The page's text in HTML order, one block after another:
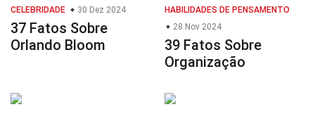
CELEBRIDADE 30 Dez 2024
37 Fatos Sobre
Orlando Bloom
HABILIDADES DE PENSAMENTO
28 Nov 2024
39 Fatos Sobre
Organização